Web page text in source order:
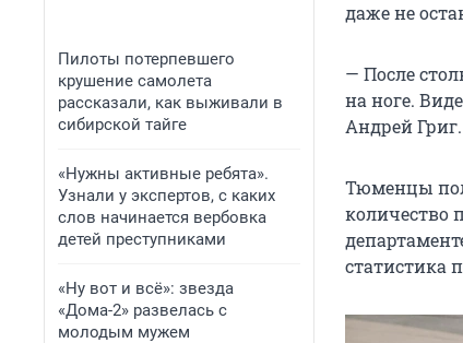
Пилоты потерпевшего
крушение самолета
рассказали, как выживали в
сибирской тайге
«Нужны активные ребята».
Узнали у экспертов, с каких
слов начинается вербовка
детей преступниками
«Ну вот и всё»: звезда
«Дома-2» развелась с
молодым мужем
даже не
— После
на ноге.
Андрей Григ.
Тюменцы
количество
статистика